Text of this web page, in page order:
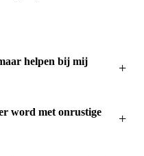
helpen bij mij
word met onrustige